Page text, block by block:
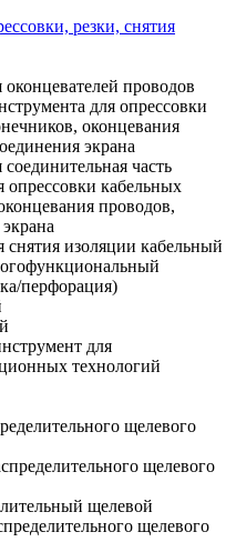
резки, снятия
проводов
для опрессовки
оконцевания
экрана
часть
опрессовки кабельных
проводов,
снятия изоляции кабельный
перфорация)
для
технологий
щелевого
щелевого
щелевой
щелевого